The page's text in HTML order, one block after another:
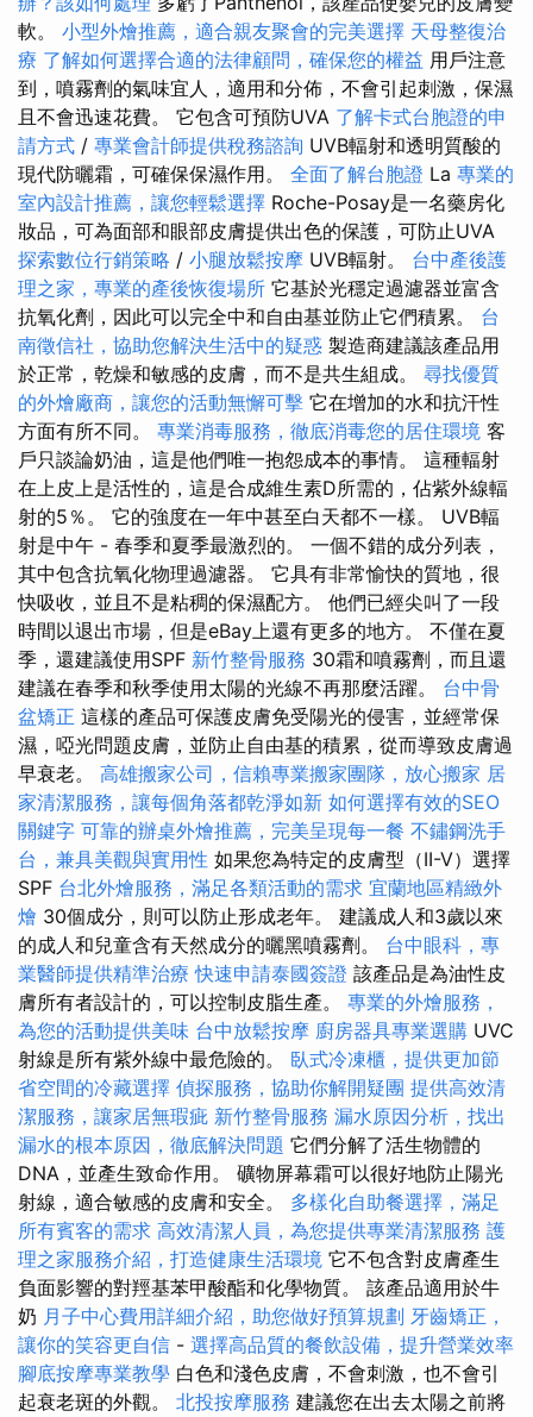
軟。 小型外燴推薦，適合親友聚會的完美選擇 天母整復治
療 了解如何選擇合適的法律顧問，確保您的權益 用戶注意
到，噴霧劑的氣味宜人，適用和分佈，不會引起刺激，保濕
且不會迅速花費。 它包含可預防UVA 了解卡式台胞證的申
請方式 / 專業會計師提供稅務諮詢 UVB輻射和透明質酸的
現代防曬霜，可確保保濕作用。 全面了解台胞證 La 專業的
室內設計推薦，讓您輕鬆選擇 Roche-Posay是一名藥房化
妝品，可為面部和眼部皮膚提供出色的保護，可防止UVA
探索數位行銷策略 / 小腿放鬆按摩 UVB輻射。 台中產後護
理之家，專業的產後恢復場所 它基於光穩定過濾器並富含
抗氧化劑，因此可以完全中和自由基並防止它們積累。 台
南徵信社，協助您解決生活中的疑惑 製造商建議該產品用
於正常，乾燥和敏感的皮膚，而不是共生組成。 尋找優質
的外燴廠商，讓您的活動無懈可擊 它在增加的水和抗汗性
方面有所不同。 專業消毒服務，徹底消毒您的居住環境 客
戶只談論奶油，這是他們唯一抱怨成本的事情。 這種輻射
在上皮上是活性的，這是合成維生素D所需的，佔紫外線輻
射的5％。 它的強度在一年中甚至白天都不一樣。 UVB輻
射是中午 - 春季和夏季最激烈的。 一個不錯的成分列表，
其中包含抗氧化物理過濾器。 它具有非常愉快的質地，很
快吸收，並且不是粘稠的保濕配方。 他們已經尖叫了一段
時間以退出市場，但是eBay上還有更多的地方。 不僅在夏
季，還建議使用SPF 新竹整骨服務 30霜和噴霧劑，而且還
建議在春季和秋季使用太陽的光線不再那麼活躍。 台中骨
盆矯正 這樣的產品可保護皮膚免受陽光的侵害，並經常保
濕，啞光問題皮膚，並防止自由基的積累，從而導致皮膚過
早衰老。 高雄搬家公司，信賴專業搬家團隊，放心搬家 居
家清潔服務，讓每個角落都乾淨如新 如何選擇有效的SEO
關鍵字 可靠的辦桌外燴推薦，完美呈現每一餐 不鏽鋼洗手
台，兼具美觀與實用性 如果您為特定的皮膚型（II-V）選擇
SPF 台北外燴服務，滿足各類活動的需求 宜蘭地區精緻外
燴 30個成分，則可以防止形成老年。 建議成人和3歲以來
的成人和兒童含有天然成分的曬黑噴霧劑。 台中眼科，專
業醫師提供精準治療 快速申請泰國簽證 該產品是為油性皮
膚所有者設計的，可以控制皮脂生產。 專業的外燴服務，
為您的活動提供美味 台中放鬆按摩 廚房器具專業選購 UVC
射線是所有紫外線中最危險的。 臥式冷凍櫃，提供更加節
省空間的冷藏選擇 偵探服務，協助你解開疑團 提供高效清
潔服務，讓家居無瑕疵 新竹整骨服務 漏水原因分析，找出
漏水的根本原因，徹底解決問題 它們分解了活生物體的
DNA，並產生致命作用。 礦物屏幕霜可以很好地防止陽光
射線，適合敏感的皮膚和安全。 多樣化自助餐選擇，滿足
所有賓客的需求 高效清潔人員，為您提供專業清潔服務 護
理之家服務介紹，打造健康生活環境 它不包含對皮膚產生
負面影響的對羥基苯甲酸酯和化學物質。 該產品適用於牛
奶 月子中心費用詳細介紹，助您做好預算規劃 牙齒矯正，
讓你的笑容更自信 - 選擇高品質的餐飲設備，提升營業效率
腳底按摩專業教學 白色和淺色皮膚，不會刺激，也不會引
起衰老斑的外觀。 北投按摩服務 建議您在出去太陽之前將